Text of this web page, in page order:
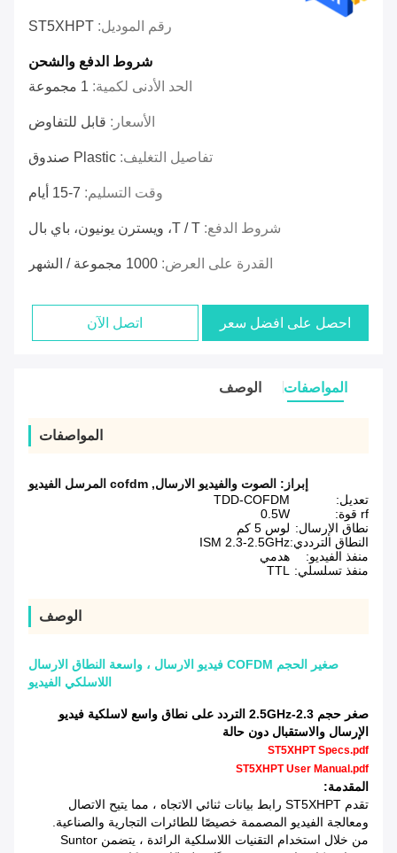
رقم الموديل: ST5XHPT
شروط الدفع والشحن
الحد الأدنى لكمية: 1 مجموعة
الأسعار: قابل للتفاوض
تفاصيل التغليف: Plastic صندوق
وقت التسليم: 7-15 أيام
شروط الدفع: T / T، ويسترن يونيون، باي بال
القدرة على العرض: 1000 مجموعة / الشهر
احصل على افضل سعر اتصل الآن
المواصفات الوصف
المواصفات
إبراز: الصوت والفيديو الارسال, cofdm المرسل الفيديو
تعديل:
TDD-COFDM
rf قوة:
0.5W
نطاق الإرسال: لوس 5 كم
النطاق الترددي:ISM 2.3-2.5GHz
منفذ الفيديو:
هدمي
منفذ تسلسلي: TTL
الوصف
صغير الحجم COFDM فيديو الارسال ، واسعة النطاق الارسال
اللاسلكي الفيديو
صغر حجم 2.3-2.5GHz التردد على نطاق واسع لاسلكية فيديو
الإرسال والاستقبال دون حالة
ST5XHPT Specs.pdf
ST5XHPT User Manual.pdf
المقدمة:
تقدم ST5XHPT رابط بيانات ثنائي الاتجاه ، مما يتيح الاتصال
ومعالجة الفيديو المصممة خصيصًا للطائرات التجارية والصناعية.
من خلال استخدام التقنيات اللاسلكية الرائدة ، يتضمن Suntor